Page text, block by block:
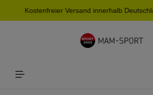
springen
Kostenfreier Versand innerhalb